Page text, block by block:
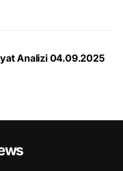
Analizi 04.09.2025